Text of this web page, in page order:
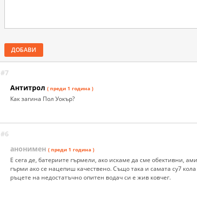
ДОБАВИ
#7
Антитрол ( преди 1 година )
Как загина Пол Уокър?
#6
анонимен ( преди 1 година )
Е сега де, батериите гърмели, ако искаме да сме обективни,
гърми ако се нацепиш качествено. Също така и самата су7
ръцете на недостатъчно опитен водач си е жив ковчег.